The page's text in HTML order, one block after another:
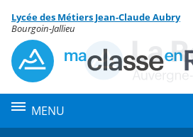
Menu de la rubrique
Contenu
Lycée des Métiers Jean-Claude Aubry
Bourgoin-Jallieu
MENU